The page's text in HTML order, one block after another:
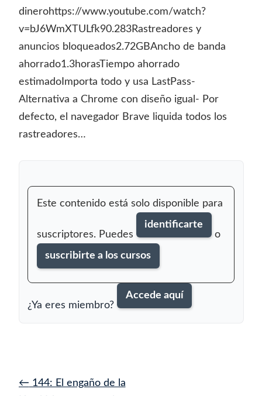
dinerohttps://www.youtube.com/watch?
v=bJ6WmXTULfk90.283Rastreadores y
anuncios bloqueados2.72GBAncho de banda
ahorrado1.3horasTiempo ahorrado
estimadoImporta todo y usa LastPass-
Alternativa a Chrome con diseño igual- Por
defecto, el navegador Brave liquida todos los
rastreadores…
Este contenido está solo disponible para
suscriptores. Puedes
identificarte
o
suscribirte a los cursos
¿Ya eres miembro?
Accede aquí
Navegación
← 144: El engaño de la